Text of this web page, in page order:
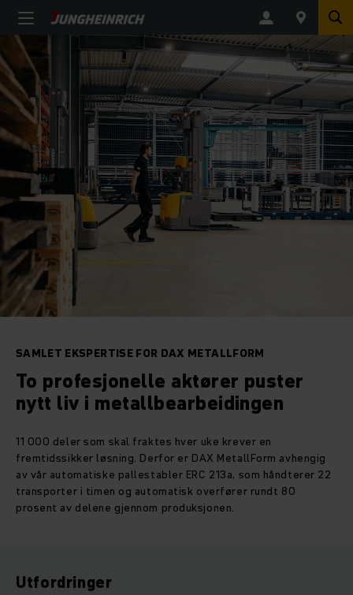
SAMLET EKSPERTISE FOR DAX METALLFORM
To profesjonelle aktører puster
nytt liv i metallbearbeidingen
11 000 deler som skal fraktes hver uke krever en
fremtidssikker løsning. Derfor er DAX MetallForm avhengig
av vår automatiske pallestabler ERC 213a, som håndterer 22
transporter i timen og automatisk overfører rundt 80
prosent av delene gjennom produksjonen.
Utfordringer